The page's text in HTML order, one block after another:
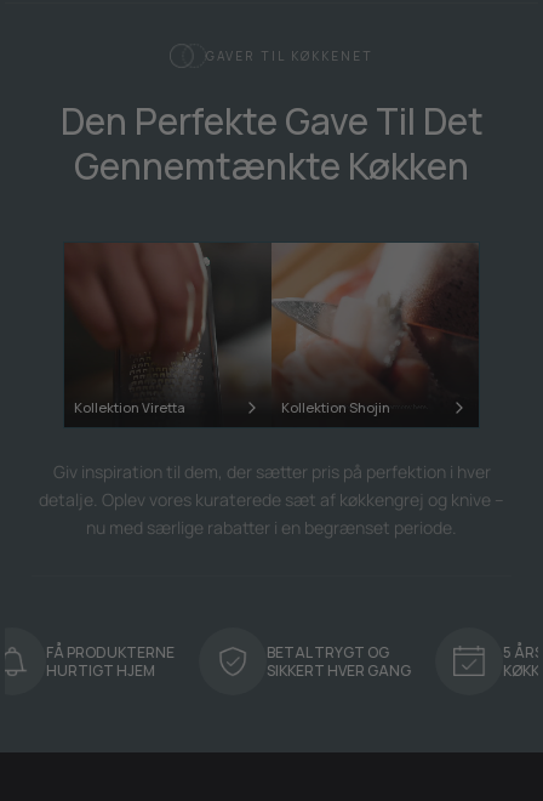
GAVER TIL KØKKENET
Den Perfekte Gave Til Det
Gennemtænkte Køkken
Kollektion Viretta Kollektion Shojin
Giv inspiration til dem, der sætter pris på perfektion i hver
detalje. Oplev vores kuraterede sæt af køkkengrej og knive –
nu med særlige rabatter i en begrænset periode.
FÅ PRODUKTERNE
HURTIGT HJEM
BETAL TRYGT OG
SIKKERT HVER GANG
5 ÅRS